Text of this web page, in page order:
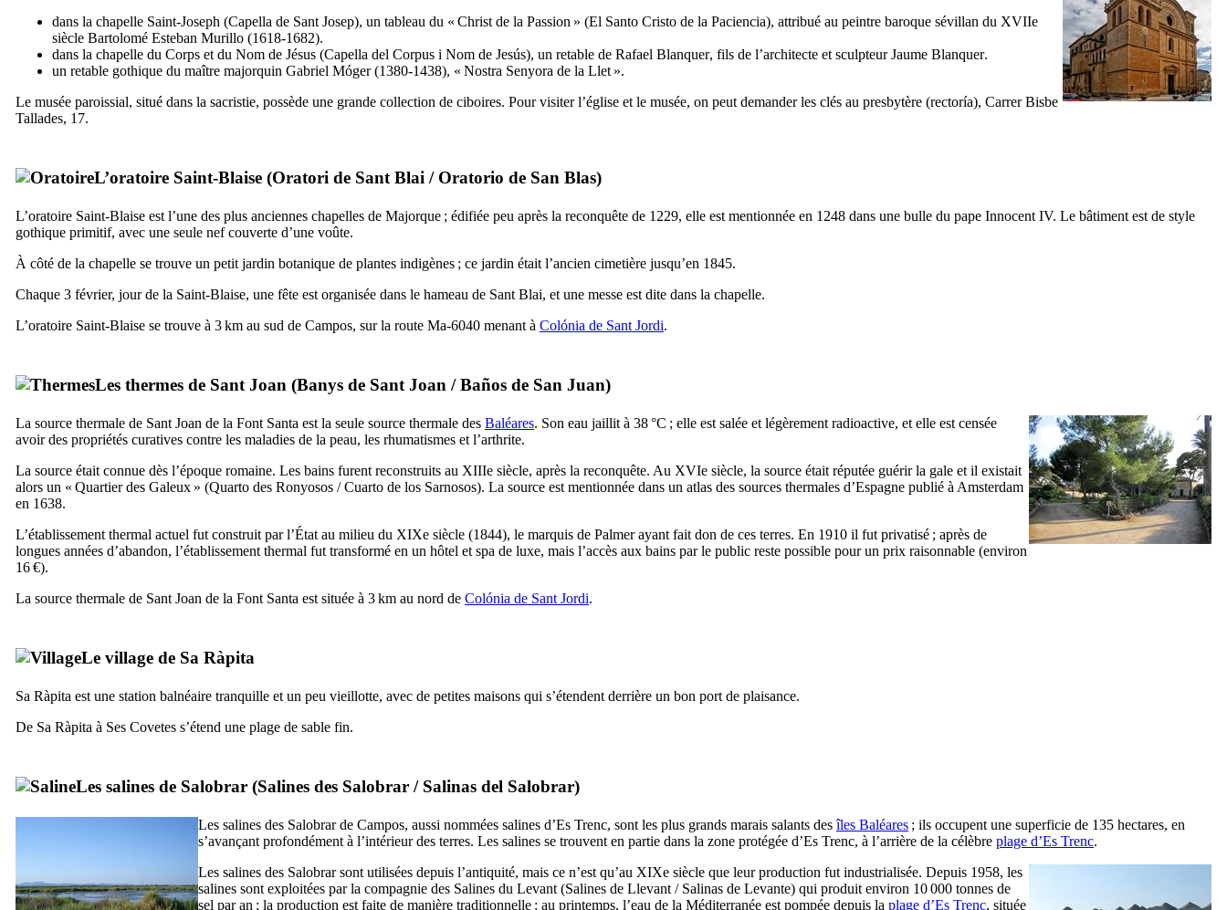
dans la chapelle Saint-Joseph (Capella de Sant Josep), un tableau du « Christ de la Passion » (El Santo Cristo de la Paciencia), attribué au peintre baroque sévillan du XVIIe
siècle Bartolomé Esteban Murillo (1618-1682).
dans la chapelle du Corps et du Nom de Jésus (Capella del Corpus i Nom de Jesús), un retable de Rafael Blanquer, fils de l’architecte et sculpteurJaume Blanquer.
un retable gothique du maître majorquin Gabriel Móger(1380-1438), « Nostra Senyora de la Llet ».
Le musée paroissial, situé dans la sacristie, possède une grande collection de ciboires. Pour visiter l’église et le musée, on peut demander les clés au presbytère (rectoría), Carrer Bisbe
Tallades, 17.
L’oratoire Saint-Blaise (Oratori de Sant Blai / Oratorio de San Blas)
L’oratoire Saint-Blaise est l’une des plus anciennes chapelles de Majorque ; édifiée peu après la reconquête de 1229, elle est mentionnée en 1248 dans une bulle du pape Innocent IV. Le bâtiment est de style
gothique primitif, avec une seule nef couverte d’une voûte.
À côté de la chapelle se trouve un petit jardin botanique de plantes indigènes ; ce jardin était l’ancien cimetière jusqu’en 1845.
Chaque 3 février, jour de la Saint-Blaise, une fête est organisée dans le hameau de Sant Blai, et une messe est dite dans la chapelle.
L’oratoire Saint-Blaise se trouve à 3 km au sud de Campos, sur la route Ma-6040 menant à Colónia de Sant Jordi.
Les thermes de Sant Joan (Banys de Sant Joan /Baños de San Juan)
La source thermale de Sant Joan de la Font Santa est la seule source thermale des Baléares. Son eau jaillit à 38 °C ; elle est salée et légèrement radioactive, et elle est censée
avoir des propriétés curatives contre les maladies de la peau, les rhumatismes et l’arthrite.
La source était connue dès l’époque romaine. Les bains furent reconstruits au XIIIe siècle, après la reconquête. Au XVIe siècle, la source était réputée guérir la gale et il existait
alors un « Quartier des Galeux » (Quarto des Ronyosos /Cuarto de los Sarnosos). La source est mentionnée dans un atlas des sources thermales d’Espagne publié à Amsterdam
en 1638.
L’établissement thermal actuel fut construit par l’État au milieu du XIXe siècle (1844), le marquis de Palmer ayant fait don de ces terres. En 1910 il fut privatisé ; après de
longues années d’abandon, l’établissement thermal fut transformé en un hôtel et spa de luxe, mais l’accès aux bains par le public reste possible pour un prix raisonnable (environ
16 €).
La source thermale de Sant Joan de la Font Santa est située à 3 km au nord de Colónia de Sant Jordi.
Le village de Sa Ràpita
Sa Ràpita est une station balnéaire tranquille et un peu vieillotte, avec de petites maisons qui s’étendent derrière un bon port de plaisance.
De Sa Ràpita à Ses Covetes s’étend une plage de sable fin.
Les salines de Salobrar (Salines des Salobrar / Salinas del Salobrar)
Les salines des Salobrar de Campos, aussi nommées salines d’Es Trenc, sont les plus grands marais salants desîles Baléares ; ils occupent une superficie de 135 hectares, en
s’avançant profondément à l’intérieur des terres. Les salines se trouvent en partie dans la zone protégée d’Es Trenc, à l’arrière de la célèbre plage d’Es Trenc.
Les salines des Salobrarsont utilisées depuis l’antiquité, mais ce n’est qu’au XIXe siècle que leur production fut industrialisée. Depuis 1958, les
salines sont exploitées par la compagnie des Salines du Levant (Salines de Llevant / Salinas de Levante) qui produit environ 10 000 tonnes de
sel par an ; la production est faite de manière traditionnelle : au printemps, l’eau de la Méditerranée est pompée depuis la plage d’Es Trenc, située